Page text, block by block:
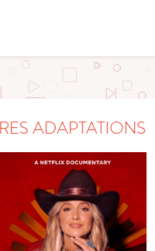
ADAPTATIONS